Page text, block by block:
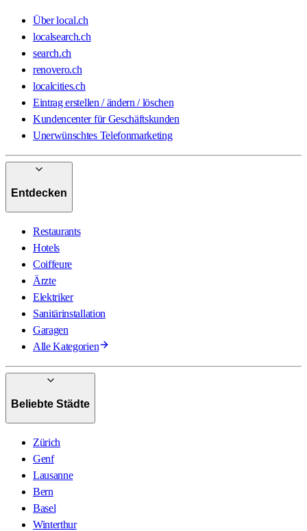
Über local.ch
localsearch.ch
search.ch
renovero.ch
localcities.ch
Eintrag erstellen / ändern / löschen
Kundencenter für Geschäftskunden
Unerwünschtes Telefonmarketing
Entdecken
Restaurants
Hotels
Coiffeure
Ärzte
Elektriker
Sanitärinstallation
Garagen
Alle Kategorien
Beliebte Städte
Zürich
Genf
Lausanne
Bern
Basel
Winterthur